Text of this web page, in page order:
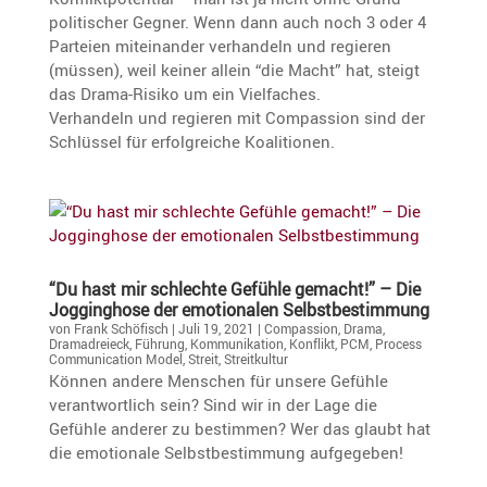
politi­scher Gegner. Wenn dann auch noch 3 oder 4
Parteien mitein­ander verhan­deln und regieren
(müssen), weil keiner allein “die Macht” hat, steigt
das Drama-Risiko um ein Vielfaches.
Verhan­deln und regieren mit Compas­sion sind der
Schlüssel für erfolg­reiche Koalitionen.
“Du hast mir schlechte Gefühle gemacht!” – Die
Jogging­hose der emotio­nalen Selbstbestimmung
von Frank Schöfisch | Juli 19, 2021 | Compassion, Drama,
Dramadreieck, Führung, Kommunikation, Konflikt, PCM, Process
Communication Model,Streit,Streitkultur
Können andere Menschen für unsere Gefühle
verant­wort­lich sein? Sind wir in der Lage die
Gefühle anderer zu bestimmen? Wer das glaubt hat
die emotio­nale Selbst­be­stim­mung aufgegeben!